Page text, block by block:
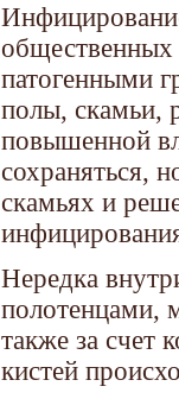
общественных
патогенными
полы, скамьи,
повышенной
сохраняться,
скамьях и
Нередка
полотенцами,
также за счет
кистей